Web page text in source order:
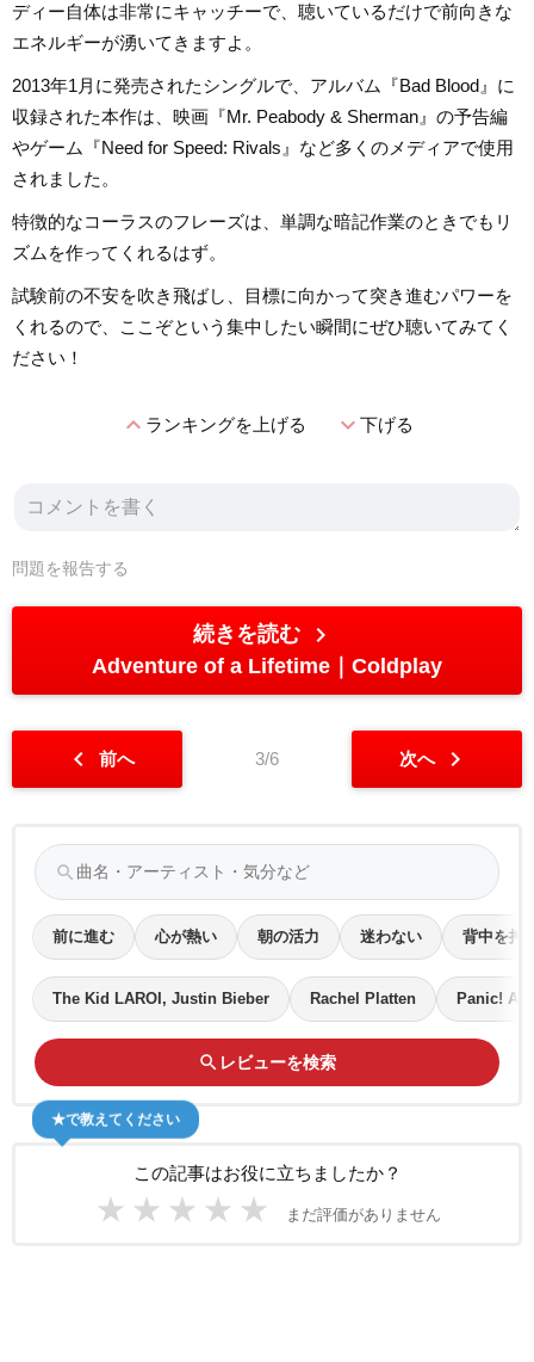
ディー自体は非常にキャッチーで、聴いているだけで前向きな
エネルギーが湧いてきますよ。
2013年1月に発売されたシングルで、アルバム『Bad Blood』に
収録された本作は、映画『Mr. Peabody & Sherman』の予告編
やゲーム『Need for Speed: Rivals』など多くのメディアで使用
されました。
特徴的なコーラスのフレーズは、単調な暗記作業のときでもリ
ズムを作ってくれるはず。
試験前の不安を吹き飛ばし、目標に向かって突き進むパワーを
くれるので、ここぞという集中したい瞬間にぜひ聴いてみてく
ださい！
expand_lessランキングを上げる expand_more下げる
問題を報告する
続きを読む chevron_right
Adventure of a Lifetime Coldplay
chevron_left 前へ 3/6 次へ chevron_right
search
前に進む 心が熱い 朝の活力 迷わない 背中を押
The Kid LAROI, Justin Bieber Rachel Platten Panic! At
search レビューを検索
この記事はお役に立ちましたか？
★ ★ ★ ★ ★ まだ評価がありません
★で教えてください